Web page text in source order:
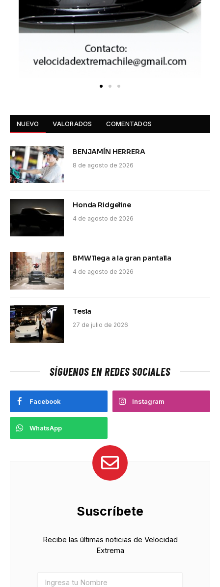
NUEVO VALORADOS COMENTADOS
BENJAMÍN HERRERA
8 de agosto de 2026
Honda Ridgeline
4 de agosto de 2026
BMW llega a la gran pantalla
4 de agosto de 2026
Tesla
27 de julio de 2026
SÍGUENOS EN REDES SOCIALES
Facebook Instagram
WhatsApp
Suscríbete
Recibe las últimas noticias de Velocidad
Extrema